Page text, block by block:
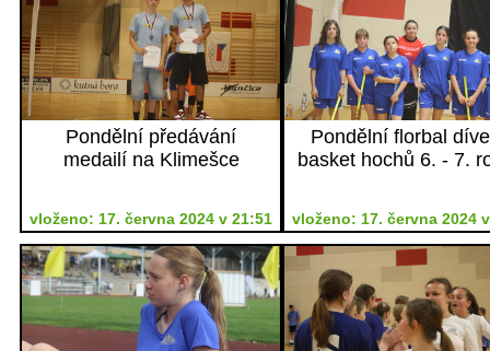
Pondělní předávání
medailí na Klimešce
vloženo: 17. června 2024 v 21:51
Pondělní florbal
basket hochů 6. - 7.
vloženo: 17. června 2024